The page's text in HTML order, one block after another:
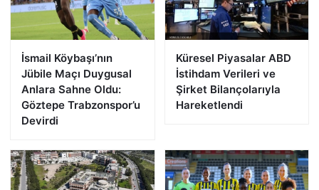
İsmail Köybaşı’nın
Jübile Maçı Duygusal
Anlara Sahne Oldu:
Göztepe Trabzonspor’u
Devirdi
Küresel Piyasalar ABD
İstihdam Verileri ve
Şirket Bilançolarıyla
Hareketlendi